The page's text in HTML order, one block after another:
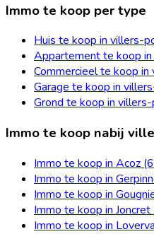
Immo te koop per type
Huis te koop in villers-
Appartement te koop
Commercieel te koop
Garage te koop in
Grond te koop in
Immo te koop nabij
Immo te koop in Acoz
Immo te koop in
Immo te koop in
Immo te koop in
Immo te koop in